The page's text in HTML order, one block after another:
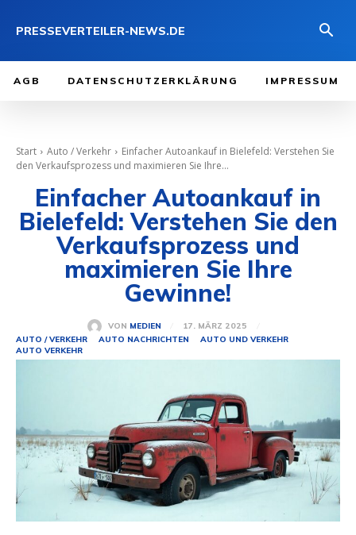
PRESSEVERTEILER-NEWS.DE
AGB DATENSCHUTZERKLÄRUNG IMPRESSUM
Start Auto / Verkehr
Einfacher Autoankauf in Bielefeld: Verstehen Sie
den Verkaufsprozess und maximieren Sie Ihre...
Einfacher Autoankauf in
Bielefeld: Verstehen Sie den
Verkaufsprozess und
maximieren Sie Ihre
Gewinne!
VON MEDIEN
17. MÄRZ 2025
AUTO / VERKEHR
AUTO NACHRICHTEN
AUTO UND VERKEHR
AUTO VERKEHR